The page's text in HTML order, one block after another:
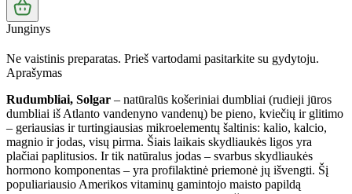
Junginys
Ne vaistinis preparatas. Prieš vartodami pasitarkite su gydytoju.
Aprašymas
Rudumbliai, Solgar – natūralūs košeriniai dumbliai (rudieji jūros
dumbliai iš Atlanto vandenyno vandenų) be pieno, kviečių ir glitimo
– geriausias ir turtingiausias mikroelementų šaltinis: kalio, kalcio,
magnio ir jodas, visų pirma. Šiais laikais skydliaukės ligos yra
plačiai paplitusios. Ir tik natūralus jodas – svarbus skydliaukės
hormono komponentas – yra profilaktinė priemonė jų išvengti. Šį
populiariausio Amerikos vitaminų gamintojo maisto papildą